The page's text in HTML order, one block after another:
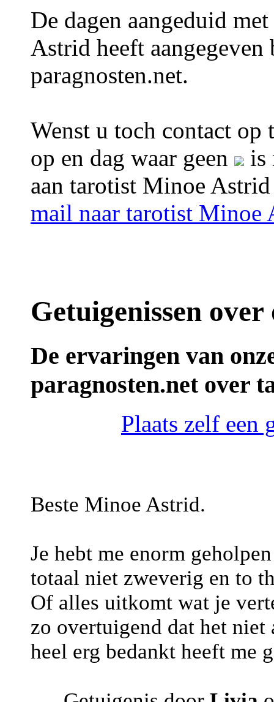
De dagen aangeduid
Astrid heeft
paragnosten.net.
Wenst u toch contact
op en dag waar geen
is
aan tarotist Minoe
mail naar tarotist Minoe
Getuigenissen
De ervaringen van
paragnosten.net over
Plaats zelf een
Beste Minoe Astrid.
Je hebt me enorm
totaal niet zweverig en to
Of alles uitkomt wat je
zo overtuigend dat het
heel erg bedankt heeft me